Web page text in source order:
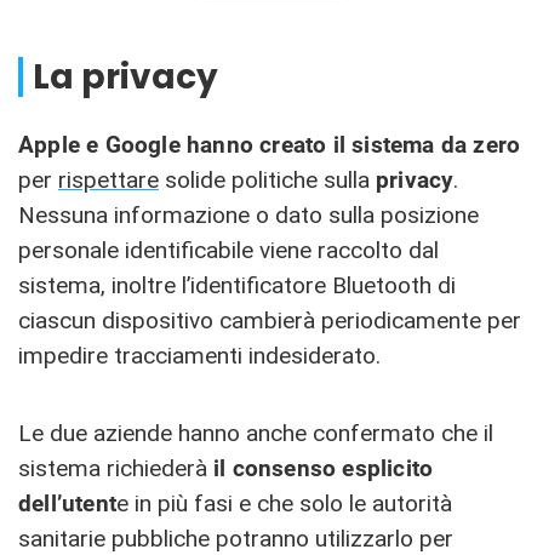
La privacy
Apple e Google hanno creato il sistema da zero
per rispettare solide politiche sulla privacy.
Nessuna informazione o dato sulla posizione
personale identificabile viene raccolto dal
sistema, inoltre l’identificatore Bluetooth di
ciascun dispositivo cambierà periodicamente per
impedire tracciamenti indesiderato.
Le due aziende hanno anche confermato che il
sistema richiederà il consenso esplicito
dell’utente in più fasi e che solo le autorità
sanitarie pubbliche potranno utilizzarlo per